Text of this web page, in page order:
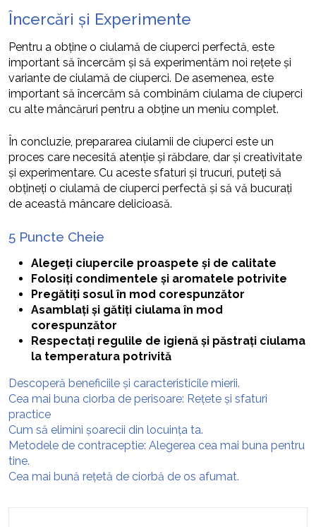
Încercări și Experimente
Pentru a obține o ciulamă de ciuperci perfectă, este
important să încercăm și să experimentăm noi rețete și
variante de ciulamă de ciuperci. De asemenea, este
important să încercăm să combinăm ciulama de ciuperci
cu alte mâncăruri pentru a obține un meniu complet.
În concluzie, prepararea ciulamii de ciuperci este un
proces care necesită atenție și răbdare, dar și creativitate
și experimentare. Cu aceste sfaturi și trucuri, puteți să
obțineți o ciulamă de ciuperci perfectă și să vă bucurați
de această mâncare delicioasă.
5 Puncte Cheie
Alegeți ciupercile proaspete și de calitate
Folosiți condimentele și aromatele potrivite
Pregătiți sosul în mod corespunzător
Asamblați și gătiți ciulama în mod
corespunzător
Respectați regulile de igienă și păstrați ciulama
la temperatura potrivită
Descoperă beneficiile și caracteristicile mierii.
Cea mai buna ciorba de perisoare: Rețete și sfaturi
practice
Cum să elimini șoarecii din locuința ta.
Metodele de contraceptie: Alegerea cea mai buna pentru
tine.
Cea mai bună rețetă de ciorbă de os afumat.